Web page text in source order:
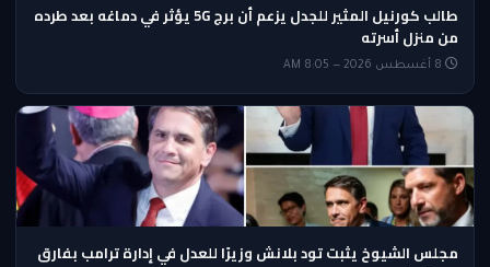
طالب كورنيل المثير للجدل يزعم أن برج 5G يؤثر في دماغه بعد طرده
من منزل أسرته
مجلس الشيوخ يثبت تود بلانش وزيرًا للعدل في إدارة ترامب بفارق